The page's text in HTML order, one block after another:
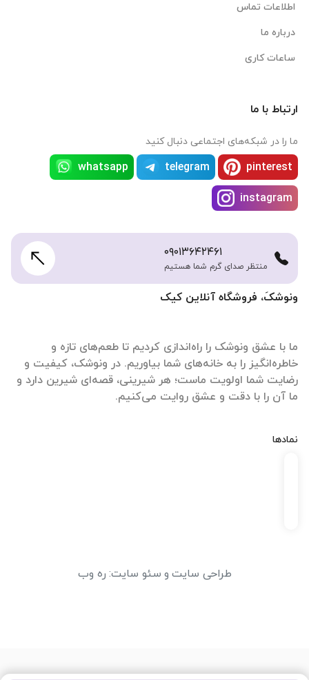
ونوشکَ، فروشگاه آنلاین کیک
ما با عشق ونوشک را راه‌اندازی کردیم تا طعم‌های تازه و
خاطره‌انگیز را به خانه‌های شما بیاوریم. در ونوشک، کیفیت و
رضایت شما اولویت ماست؛ هر شیرینی، قصه‌ای شیرین دارد و
ما آن را با دقت و عشق روایت می‌کنیم.
نمادها
اطلاعات تماس
درباره ما
ساعات کاری
ارتباط با ما
ما را در شبکه‌های اجتماعی دنبال کنید
pinterest
telegram
whatsapp
instagram
۰۹۰۱۳۶۴۲۴۶۱
منتظر صدای گرم شما هستیم
طراحی سایت و سئو سایت: ره وب